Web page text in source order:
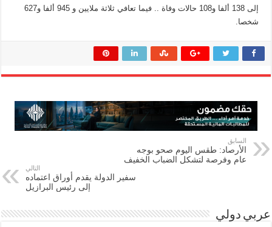
إلى 138 ألفا و108 حالات وفاة .. فيما تعافي ثلاثة ملايين و 945 ألفا و627
شخصا.
السابق
الأرصاد: طقس اليوم صحو بوجه
عام وفرصة لتشكل الضباب الخفيف
التالي
سفير الدولة يقدم أوراق اعتماده
إلى رئيس البرازيل
عربي دولي